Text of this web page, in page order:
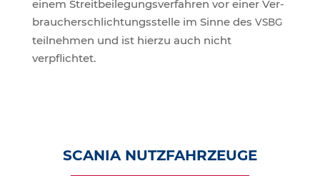
einem Streit­bei­le­gungs­ver­fah­ren vor einer Ver­
brau­cher­schlich­tungs­stel­le im Sin­ne des VSBG
teil­neh­men und ist hier­zu auch nicht
verpflichtet.
SCA­NIA NUTZFAHRZEUGE